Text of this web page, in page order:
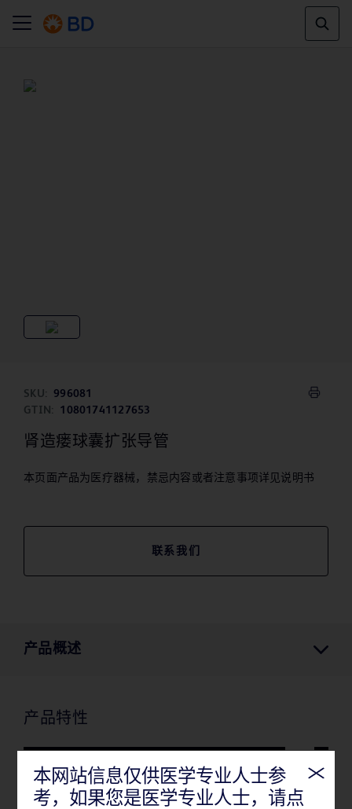
SKU:
996081
GTIN:
10801741127653
肾造瘘球囊扩张导管
本页面产品为医疗器械，禁忌内容或者注意事项详见说明书
联系我们
产品概述
产品特性
本网站信息仅供医学专业人士参
考，如果您是医学专业人士，请点